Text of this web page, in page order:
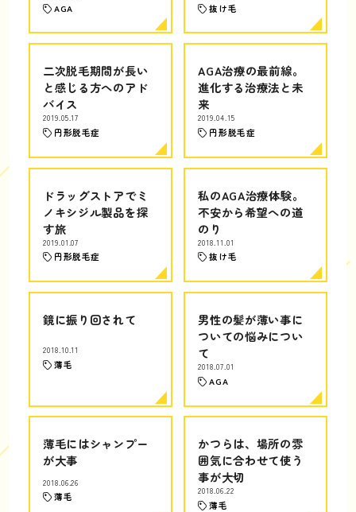
AGA 抜け毛
二次脱毛期間が長い
と感じる方へのアド
バイス
2019.05.17
円形脱毛症
AGA治療の最前線。
進化する治療法と未
来
2019.04.15
円形脱毛症
ドラッグストアでミ
ノキシジル製品を探
す旅
2019.01.07
円形脱毛症
私のAGA治療体験。
不安から希望への道
のり
2018.11.01
抜け毛
鏡に振り回されて
2018.10.11
薄毛
男性の髪が薄い事に
ついての悩みについ
て
2018.07.01
AGA
薄毛にはシャンプー
が大事
2018.06.26
薄毛
かつらは、場所の雰
囲気に合わせて使う
事が大切
2018.06.22
薄毛